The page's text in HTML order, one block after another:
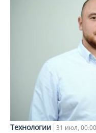
Технологии 31 июл, 00:00